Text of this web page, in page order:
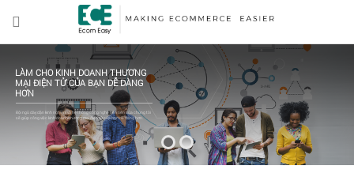
LÀM CHO KINH DOANH THƯƠNG
MẠI ĐIỆN TỬ CỦA BẠN DỄ DÀNG
HƠN
Đội ngũ dày dặn kinh nghiệm và hệ thống công nghệ tiên tiến của chúng tôi
sẽ giúp công việc kinh doanh thương mại điện tử của bạn dễ dàng hơn.